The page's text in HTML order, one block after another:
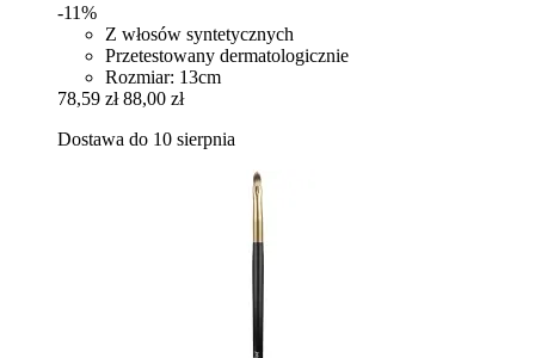
-11%
Z włosów syntetycznych
Przetestowany dermatologicznie
Rozmiar: 13cm
78,59 zł 88,00 zł
Dostawa do 10 sierpnia